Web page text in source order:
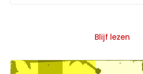
Blijf lezen